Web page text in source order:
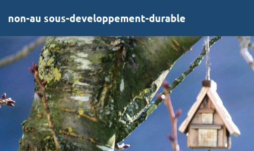
non-au sous-developpement-durable